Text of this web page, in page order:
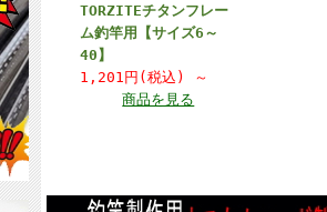
TORZITEチタンフレー
ム釣竿用【サイズ6～
40】
1,201円(税込)
～
商品を見る